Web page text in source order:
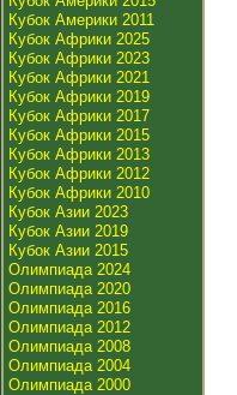
Кубок Америки 2011
Кубок Африки 2025
Кубок Африки 2023
Кубок Африки 2021
Кубок Африки 2019
Кубок Африки 2017
Кубок Африки 2015
Кубок Африки 2013
Кубок Африки 2012
Кубок Африки 2010
Кубок Азии 2023
Кубок Азии 2019
Кубок Азии 2015
Олимпиада 2024
Олимпиада 2020
Олимпиада 2016
Олимпиада 2012
Олимпиада 2008
Олимпиада 2004
Олимпиада 2000